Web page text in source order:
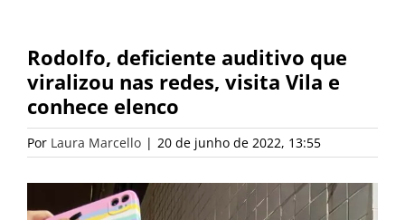
Rodolfo, deficiente auditivo que
viralizou nas redes, visita Vila e
conhece elenco
Por Laura Marcello | 20 de junho de 2022, 13:55